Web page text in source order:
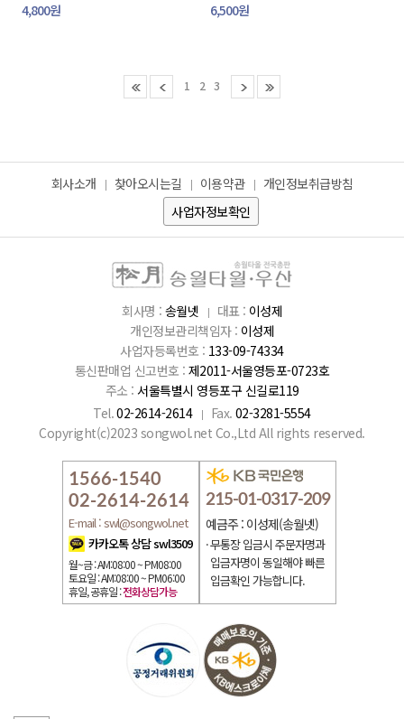
4,800원
6,500원
1 2 3
회사소개 찾아오시는길 이용약관
개인정보취급방침
사업자정보확인
회사명 : 송월넷 대표 : 이성제
개인정보관리책임자 : 이성제
사업자등록번호 : 133-09-74334
통신판매업 신고번호 : 제2011-서울영등포-0723호
주소 : 서울특별시 영등포구 신길로119
Tel.02-2614-2614 Fax. 02-3281-5554
Copyright(c)2023 songwol.net Co.,Ltd All rights reserved.
1566-1540
02-2614-2614
E-mail : swl@songwol.net
카카오톡 상담 swl3509
월~금 : AM:08:00 ~ PM08:00
토요일 : AM:08:00 ~ PM06:00
휴일, 공휴일 :전화상담가능
215-01-0317-209
예금주 : 이성제(송월넷)
무통장 입금시 주문자명과
입금자명이 동일해야 빠른
입금확인 가능합니다.